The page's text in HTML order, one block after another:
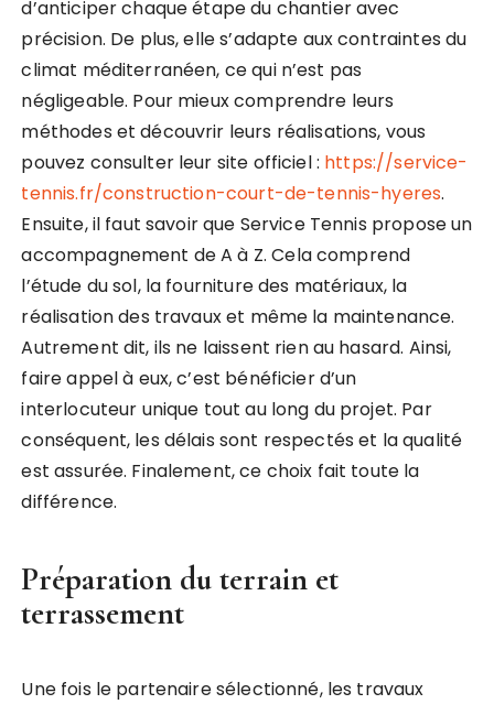
d’anticiper chaque étape du chantier avec
précision. De plus, elle s’adapte aux contraintes du
climat méditerranéen, ce qui n’est pas
négligeable. Pour mieux comprendre leurs
méthodes et découvrir leurs réalisations, vous
pouvez consulter leur site officiel : https://service-
tennis.fr/construction-court-de-tennis-hyeres.
Ensuite, il faut savoir que Service Tennis propose un
accompagnement de A à Z. Cela comprend
l’étude du sol, la fourniture des matériaux, la
réalisation des travaux et même la maintenance.
Autrement dit, ils ne laissent rien au hasard. Ainsi,
faire appel à eux, c’est bénéficier d’un
interlocuteur unique tout au long du projet. Par
conséquent, les délais sont respectés et la qualité
est assurée. Finalement, ce choix fait toute la
différence.
Préparation du terrain et
terrassement
Une fois le partenaire sélectionné, les travaux